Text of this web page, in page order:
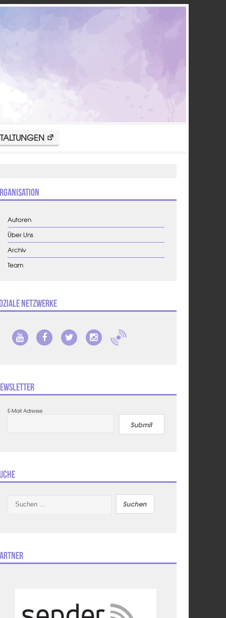
Autoren
Über Uns
Archiv
Team
Netzwerke
E-Mail Adresse
Submit
nach: